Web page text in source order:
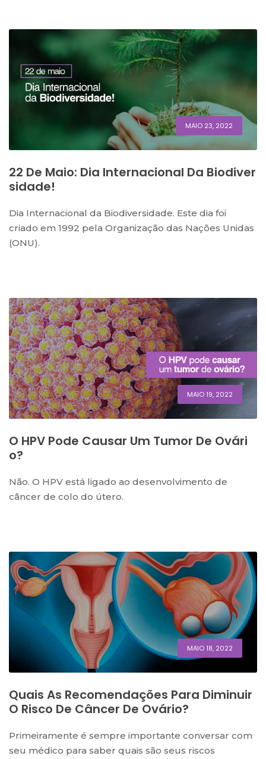
MAIO 23, 2022
22 De Maio: Dia Internacional Da Biodiver
Sidade!
Dia Internacional da Biodiversidade. Este dia foi
criado em 1992 pela Organização das Nações Unidas
(ONU).
MAIO 19, 2022
O HPV Pode Causar Um Tumor De Ovári
O?
Não. O HPV está ligado ao desenvolvimento de
câncer de colo do útero.
MAIO 18, 2022
Quais As Recomendações Para Diminuir
O Risco De Câncer De Ovário?
Primeiramente é sempre importante conversar com
seu médico para saber quais são seus riscos